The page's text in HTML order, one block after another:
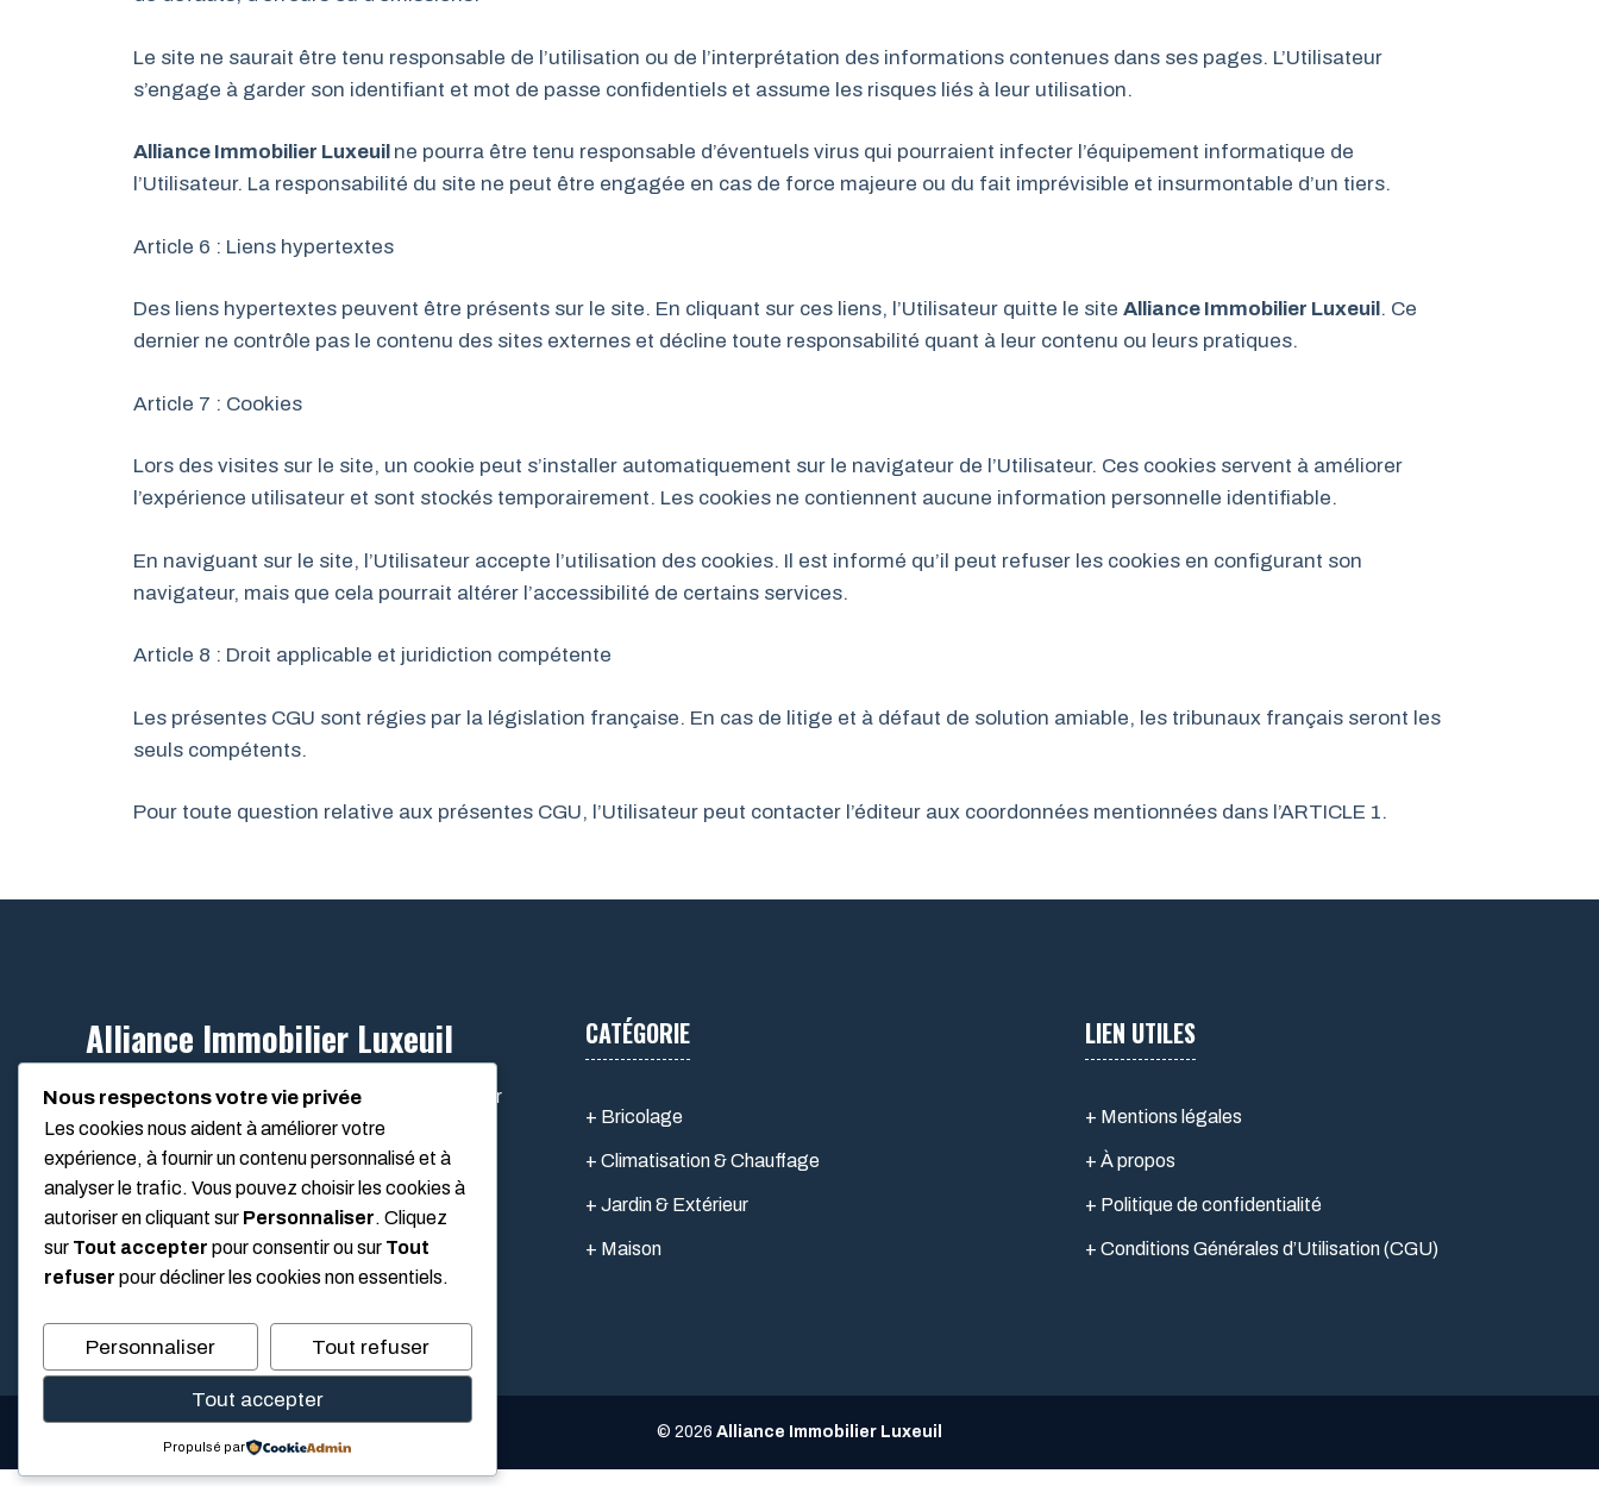
Le site ne saurait être tenu responsable de l’utilisation ou de l’interprétation des informations contenues dans ses pages. L’Utilisateur
s’engage à garder son identifiant et mot de passe confidentiels et assume les risques liés à leur utilisation.
Alliance Immobilier Luxeuil ne pourra être tenu responsable d’éventuels virus qui pourraient infecter l’équipement informatique de
l’Utilisateur. La responsabilité du site ne peut être engagée en cas de force majeure ou du fait imprévisible et insurmontable d’un tiers.
Article 6 : Liens hypertextes
Des liens hypertextes peuvent être présents sur le site. En cliquant sur ces liens, l’Utilisateur quitte le site Alliance Immobilier Luxeuil. Ce
dernier ne contrôle pas le contenu des sites externes et décline toute responsabilité quant à leur contenu ou leurs pratiques.
Article 7 : Cookies
Lors des visites sur le site, un cookie peut s’installer automatiquement sur le navigateur de l’Utilisateur. Ces cookies servent à améliorer
l’expérience utilisateur et sont stockés temporairement. Les cookies ne contiennent aucune information personnelle identifiable.
En naviguant sur le site, l’Utilisateur accepte l’utilisation des cookies. Il est informé qu’il peut refuser les cookies en configurant son
navigateur, mais que cela pourrait altérer l’accessibilité de certains services.
Article 8 : Droit applicable et juridiction compétente
Les présentes CGU sont régies par la législation française. En cas de litige et à défaut de solution amiable, les tribunaux français seront les
seuls compétents.
Pour toute question relative aux présentes CGU, l’Utilisateur peut contacter l’éditeur aux coordonnées mentionnées dans l’ARTICLE 1.
Alliance Immobilier Luxeuil
Alliance Immobilier Luxeuil vous guide pour embellir
votre intérieur, réaliser vos projets de bricolage et
cultiver un jardin agréable toute l'année.
CATÉGORIE
+ Bricolage
+ Climatisation & Chauffage
+ Jardin & Extérieur
+ Maison
LIEN UTILES
Mentions légales
À propos
Politique de confidentialité
Conditions Générales d’Utilisation (CGU)
© 2026 Alliance Immobilier Luxeuil
Nous respectons votre vie privée
Les cookies nous aident à améliorer votre
expérience, à fournir un contenu personnalisé et à
analyser le trafic. Vous pouvez choisir les cookies à
autoriser en cliquant sur Personnaliser. Cliquez
sur Tout accepter pour consentir ou sur Tout
refuser pour décliner les cookies non essentiels.
Personnaliser Tout refuser
Tout accepter
Propulsé par